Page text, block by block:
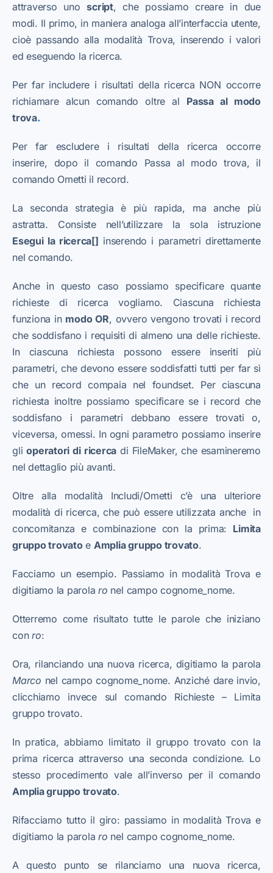
attraverso unoscript, che possiamo creare in due
modi. Il primo, in maniera analoga all’interfaccia utente,
cioè passando alla modalità Trova, inserendo i valori
ed eseguendo la ricerca.
Per far includere i risultati della ricerca NON occorre
richiamare alcun comando oltre al Passa al modo
trova.
Per far escludere i risultati della ricerca occorre
inserire, dopo il comando Passa al modo trova, il
comando Ometti il record.
La seconda strategia è più rapida, ma anche più
astratta. Consiste nell’utilizzare la sola istruzione
Esegui la ricerca[] inserendo i parametri direttamente
nel comando.
Anche in questo caso possiamo specificare quante
richieste di ricerca vogliamo. Ciascuna richiesta
funziona in modo OR, ovvero vengono trovati i record
che soddisfano i requisiti di almeno una delle richieste.
In ciascuna richiesta possono essere inseriti più
parametri, che devono essere soddisfatti tutti per far sì
che un record compaia nel foundset. Per ciascuna
richiesta inoltre possiamo specificare se i record che
soddisfano i parametri debbano essere trovati o,
viceversa, omessi. In ogni parametro possiamo inserire
glioperatori di ricerca di FileMaker, che esamineremo
nel dettaglio più avanti.
Oltre alla modalità Includi/Ometti c’è una ulteriore
modalità di ricerca, che può essere utilizzata anche in
concomitanza e combinazione con la prima: Limita
gruppo trovatoe Amplia gruppo trovato.
Facciamo un esempio. Passiamo in modalità Trova e
digitiamo la parolaro nel campo cognome_nome.
Otterremo come risultato tutte le parole che iniziano
conro:
Ora, rilanciando una nuova ricerca, digitiamo la parola
Marco nel campo cognome_nome. Anziché dare invio,
clicchiamo invece sul comando Richieste – Limita
gruppo trovato.
In pratica, abbiamo limitato il gruppo trovato con la
prima ricerca attraverso una seconda condizione. Lo
stesso procedimento vale all’inverso per il comando
Amplia gruppo trovato.
Rifacciamo tutto il giro: passiamo in modalità Trova e
digitiamo la parolaro nel campo cognome_nome.
A questo punto se rilanciamo una nuova ricerca,